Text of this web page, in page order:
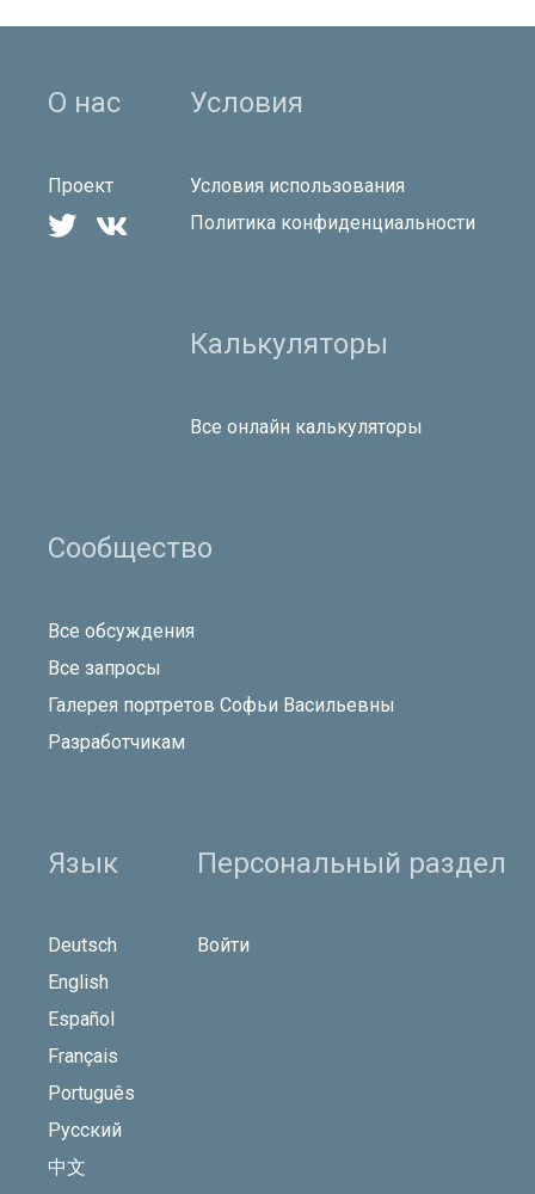
О нас
Проект
 
Условия
Условия использования
Политика конфиденциальности
Калькуляторы
Все онлайн калькуляторы
Сообщество
Все обсуждения
Все запросы
Галерея портретов Софьи Васильевны
Разработчикам
Язык
Deutsch
English
Español
Français
Português
Русский
中文
Персональный раздел
Войти